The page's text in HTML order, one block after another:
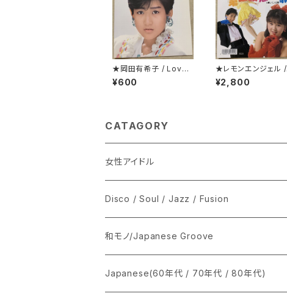
★岡田有希子 / Love
Fair
¥600
★レモンエンジェル /
第一級恋愛罪
¥2,800
CATAGORY
女性アイドル
シングル盤
あ行
か行
LP
CD
Disco / Soul / Jazz / Fusion
シングル盤
A
12インチ・シングル
和モノ/Japanese Groove
シングル盤
Japanese(60年代 / 70年代 / 80年代)